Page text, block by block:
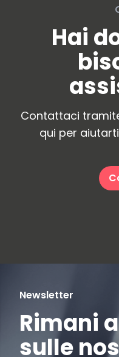
Hai
Contattaci
qui per
Newsletter
Rimani
sulle